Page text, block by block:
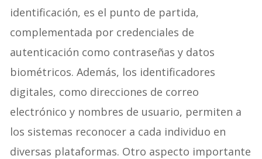
identificación, es el punto de partida,
complementada por credenciales de
autenticación como contraseñas y datos
biométricos. Además, los identificadores
digitales, como direcciones de correo
electrónico y nombres de usuario, permiten a
los sistemas reconocer a cada individuo en
diversas plataformas. Otro aspecto importante